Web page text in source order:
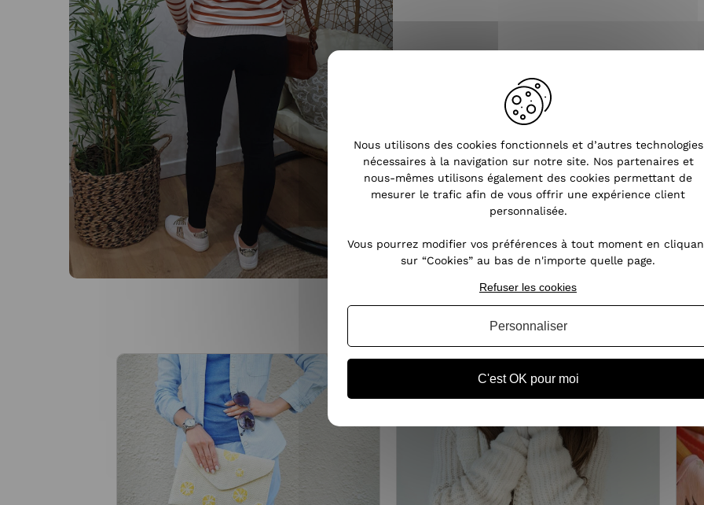
Tendances
Nous utilisons des cookies fonctionnels et d’autres technologies
nécessaires à la navigation sur notre site. Nos partenaires et
nous-mêmes utilisons également des cookies permettant de
mesurer le trafic afin de vous offrir une expérience client
personnalisée.
Vous pourrez modifier vos préférences à tout moment en
sur “Cookies” au bas de n'importe quelle page.
C'est OK pour moi
Refuser les cookies
Personnaliser